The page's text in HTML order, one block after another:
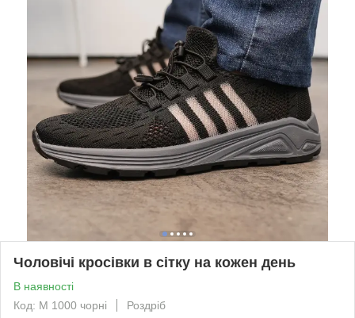
Чоловічі кросівки в сітку на кожен день
В наявності
Код: М 1000 чорні
Роздріб